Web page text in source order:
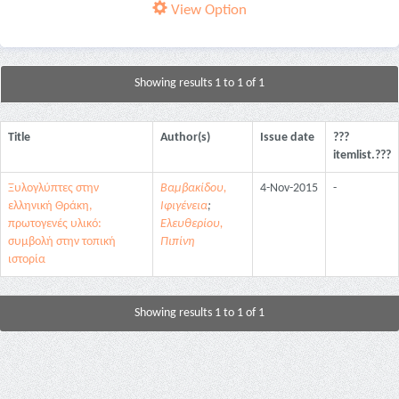
View Option
Showing results 1 to 1 of 1
Title Author(s) Issue date
???
itemlist.???
Ξυλογλύπτες στην
ελληνική Θράκη,
πρωτογενές υλικό:
συμβολή στην τοπική
ιστορία
Βαμβακίδου,
Ιφιγένεια;
Ελευθερίου,
Πιπίνη
4-Nov-2015 -
Showing results 1 to 1 of 1